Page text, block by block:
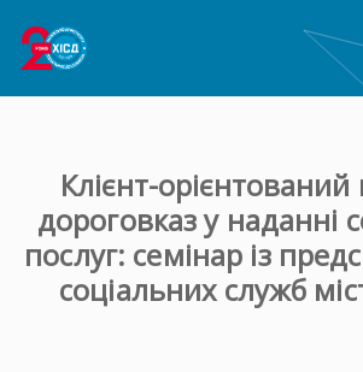
Клієнт-орієнтований
дороговказ у наданні
послуг: семінар із
соціальних служб